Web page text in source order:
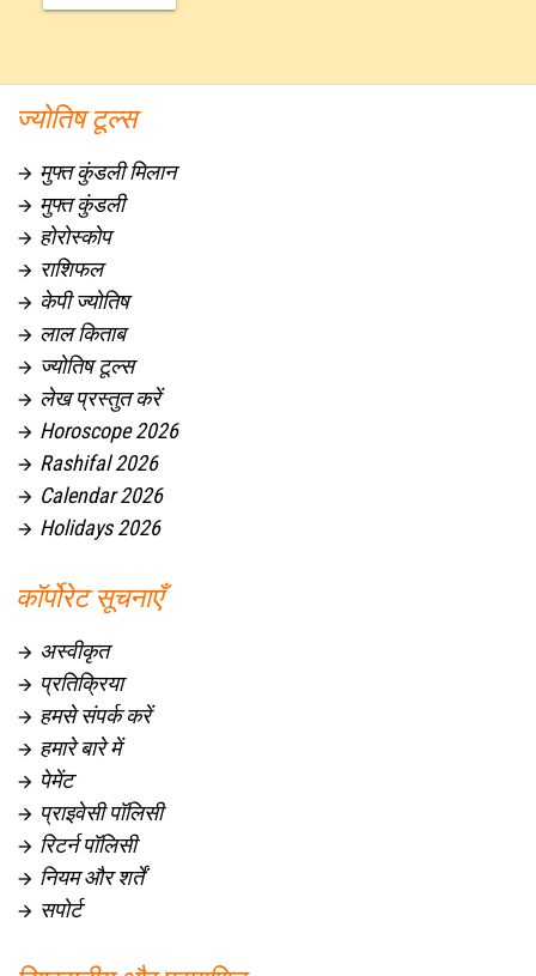
ज्योतिष टूल्स
 मुफ्त कुंडली मिलान
 मुफ्त कुंडली
 होरोस्कोप
 राशिफल
 केपी ज्योतिष
 लाल किताब
 ज्योतिष टूल्स
 लेख प्रस्तुत करें
 Horoscope 2026
 Rashifal 2026
 Calendar 2026
 Holidays 2026
कॉर्पोरेट सूचनाएँ
 अस्वीकृत
 प्रतिक्रिया
 हमसे संपर्क करें
 हमारे बारे में
 पेमेंट
 प्राइवेसी पॉलिसी
 रिटर्न पॉलिसी
 नियम और शर्तें
 सपोर्ट